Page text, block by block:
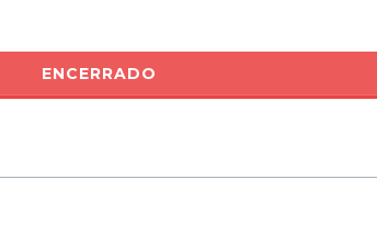
ENCERRADO